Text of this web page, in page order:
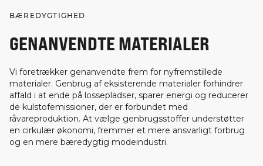
BÆREDYGTIGHED
GENANVENDTE MATERIALER
Vi foretrækker genanvendte frem for nyfremstillede
materialer. Genbrug af eksisterende materialer forhindrer
affald i at ende på lossepladser, sparer energi og reducerer
de kulstofemissioner, der er forbundet med
råvareproduktion. At vælge genbrugsstoffer understøtter
en cirkulær økonomi, fremmer et mere ansvarligt forbrug
og en mere bæredygtig modeindustri.